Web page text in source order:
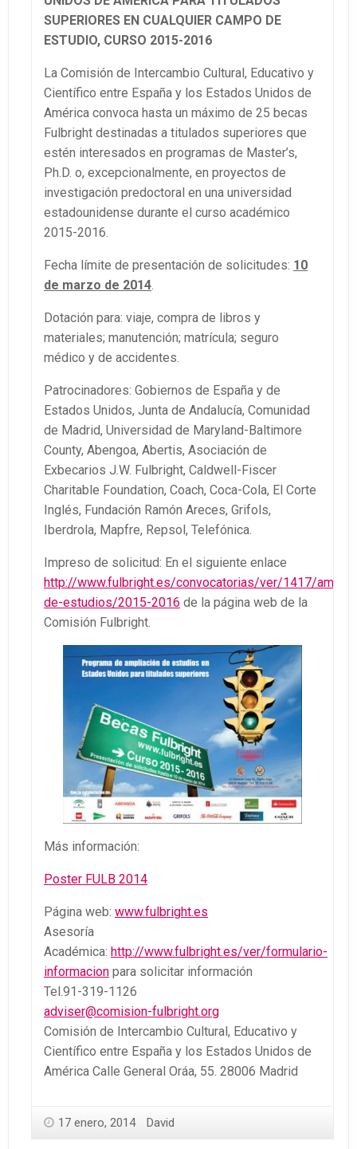
SUPERIORES EN CUALQUIER CAMPO DE
ESTUDIO, CURSO 2015-2016
La Comisión de Intercambio Cultural, Educativo y
Científico entre España y los Estados Unidos de
América convoca hasta un máximo de 25 becas
Fulbright destinadas a titulados superiores que
estén interesados en programas de Master’s,
Ph.D. o, excepcionalmente, en proyectos de
investigación predoctoral en una universidad
estadounidense durante el curso académico
2015-2016.
Fecha límite de presentación de solicitudes: 10
de marzo de 2014.
Dotación para: viaje, compra de libros y
materiales; manutención; matrícula; seguro
médico y de accidentes.
Patrocinadores: Gobiernos de España y de
Estados Unidos, Junta de Andalucía, Comunidad
de Madrid, Universidad de Maryland-Baltimore
County, Abengoa, Abertis, Asociación de
Exbecarios J.W. Fulbright, Caldwell-Fiscer
Charitable Foundation, Coach, Coca-Cola, El Corte
Inglés, Fundación Ramón Areces, Grifols,
Iberdrola, Mapfre, Repsol, Telefónica.
Impreso de solicitud: En el siguiente enlace
http://www.fulbright.es/convocatorias/ver/1417/
de-estudios/2015-2016 de la página web de la
Comisión Fulbright.
Más información:
Poster FULB 2014
Página web: www.fulbright.es
Asesoría
Académica: http://www.fulbright.es/ver/formulario-
informacion para solicitar información
Tel.91-319-1126
adviser@comision-fulbright.org
Comisión de Intercambio Cultural, Educativo y
Científico entre España y los Estados Unidos de
América Calle General Oráa, 55. 28006 Madrid
17 enero, 2014 David